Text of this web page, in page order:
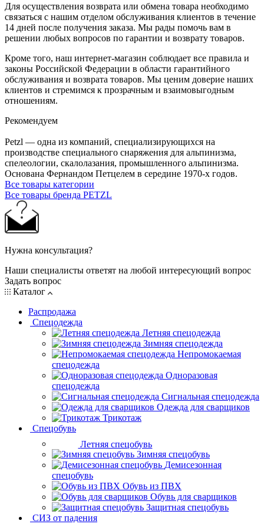
Для осуществления возврата или обмена товара необходимо
связаться с нашим отделом обслуживания клиентов в течение
14 дней после получения заказа. Мы рады помочь вам в
решении любых вопросов по гарантии и возврату товаров.
Кроме того, наш интернет-магазин соблюдает все правила и
законы Российской Федерации в области гарантийного
обслуживания и возврата товаров. Мы ценим доверие наших
клиентов и стремимся к прозрачным и взаимовыгодным
отношениям.
Рекомендуем
Petzl — одна из компаний, специализирующихся на
производстве специального снаряжения для альпинизма,
спелеологии, скалолазания, промышленного альпинизма.
Основана Фернандом Петцелем в середине 1970-х годов.
Все товары категории
Все товары бренда PETZL
Нужна консультация?
Наши специалисты ответят на любой интересующий вопрос
Задать вопрос
Каталог
Распродажа
Спецодежда
Летняя спецодежда
Зимняя спецодежда
Непромокаемая
спецодежда
Одноразовая
спецодежда
Сигнальная спецодежда
Одежда для сварщиков
Трикотаж
Спецобувь
Летняя спецобувь
Зимняя спецобувь
Демисезонная
спецобувь
Обувь из ПВХ
Обувь для сварщиков
Защитная спецобувь
СИЗ от падения